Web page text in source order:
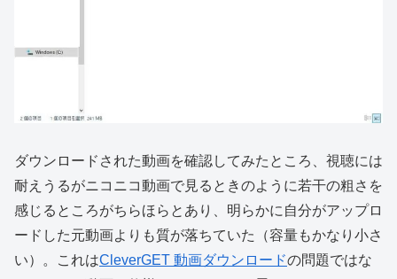
ダウンロードされた動画を確認してみたところ、視聴には
耐えうるがニコニコ動画で見るときのように若干の粗さを
感じるところがちらほらとあり、明らかに自分がアップロ
ードした元動画よりも質が落ちていた（容量もかなり小さ
い）。これはCleverGET 動画ダウンロードの問題ではな